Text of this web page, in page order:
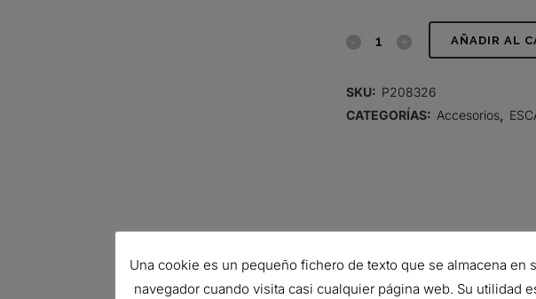
BAJANTE,
X
AÑADIR AL
SKU: P208326
CATEGORÍAS: Accesorios
Una cookie es un pequeño fichero de texto que se almacena en
navegador cuando visita casi cualquier página web. Su utilidad